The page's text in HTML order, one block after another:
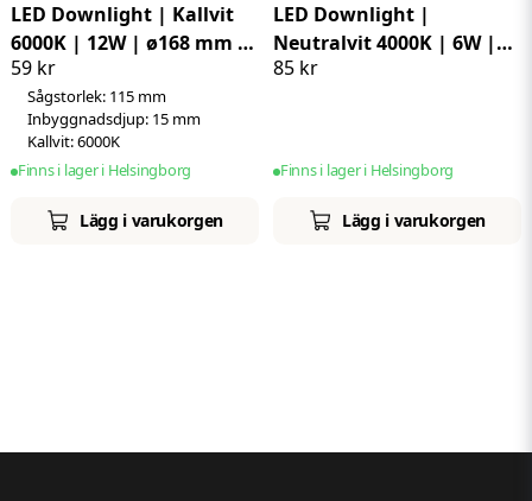
LED Downlight | Kallvit
6000K | 12W | ø168 mm |
Rund | Infälld
59 kr
Sågstorlek: 115 mm
Inbyggnadsdjup: 15 mm
Kallvit: 6000K
Finns i lager i Helsingborg
Lägg i varukorgen
LED Downlight |
Neutralvit 4000K | 6W |
ø116 mm | Rund |
85 kr
Finns i lager i Helsingborg
Lägg i varukorgen